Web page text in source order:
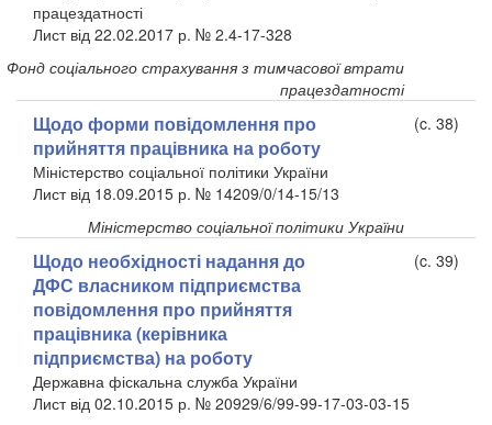
працездатності
Лист від 22.02.2017 р. № 2.4-17-328
Фонд соціального страхування з тимчасової втрати
працездатності
Щодо форми повідомлення про
прийняття працівника на роботу
(c. 38)
Міністерство соціальної політики України
Лист від 18.09.2015 р. № 14209/0/14-15/13
Міністерство соціальної політики України
Щодо необхідності надання до
ДФС власником підприємства
повідомлення про прийняття
працівника (керівника
підприємства) на роботу
(c. 39)
Державна фіскальна служба України
Лист від 02.10.2015 р. № 20929/6/99-99-17-03-03-15